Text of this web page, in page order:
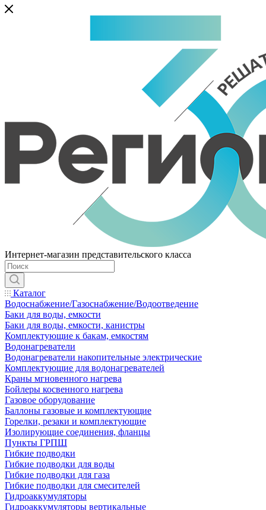
Интернет-магазин представительского класса
Каталог
Водоснабжение/Газоснабжение/Водоотведение
Баки для воды, емкости
Баки для воды, емкости, канистры
Комплектующие к бакам, емкостям
Водонагреватели
Водонагреватели накопительные электрические
Комплектующие для водонагревателей
Краны мгновенного нагрева
Бойлеры косвенного нагрева
Газовое оборудование
Баллоны газовые и комплектующие
Горелки, резаки и комплектующие
Изолирующие соединения, фланцы
Пункты ГРПШ
Гибкие подводки
Гибкие подводки для воды
Гибкие подводки для газа
Гибкие подводки для смесителей
Гидроаккумуляторы
Гидроаккумуляторы вертикальные